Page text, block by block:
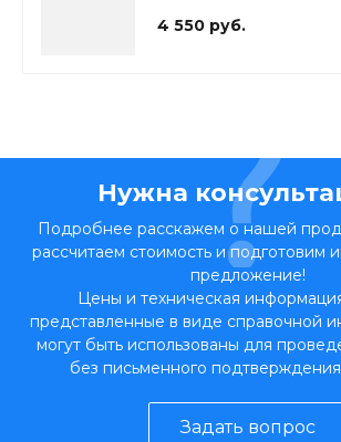
4 550 руб.
Нужна
Подробнее расскажем о нашей
рассчитаем стоимость и подготовим
предложение!
Цены и техническая
представленные в виде справочной
могут быть использованы для
без письменного
Задать вопрос